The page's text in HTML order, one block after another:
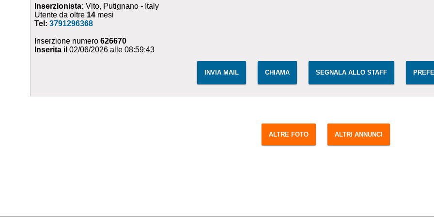
Inserzionista: Vito, Putignano - Italy
Utente da oltre 14 mesi
Tel:3791296368
Inserzione numero626670
Inserita il 02/06/2026 alle 08:59:43
INVIA MAIL CHIAMA SEGNALA ALLO STAFF
ALTRE FOTO ALTRI ANNUNCI